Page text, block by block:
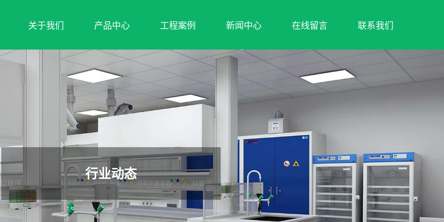
关于我们 产品中心 工程案例 新闻中心 在线留言 联系我们
行业动态